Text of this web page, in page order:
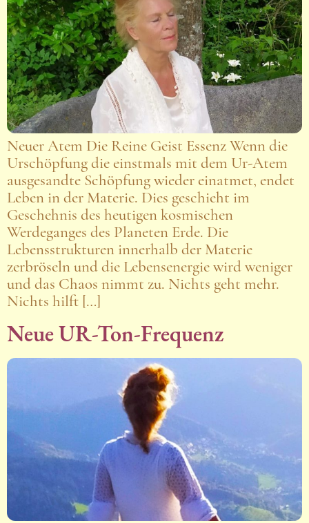
Neuer Atem Die Reine Geist Essenz Wenn die
Urschöpfung die einstmals mit dem Ur-Atem
ausgesandte Schöpfung wieder einatmet, endet
Leben in der Materie. Dies geschieht im
Geschehnis des heutigen kosmischen
Werdeganges des Planeten Erde. Die
Lebensstrukturen innerhalb der Materie
zerbröseln und die Lebensenergie wird weniger
und das Chaos nimmt zu. Nichts geht mehr.
Nichts hilft […]
Neue UR-Ton-Frequenz